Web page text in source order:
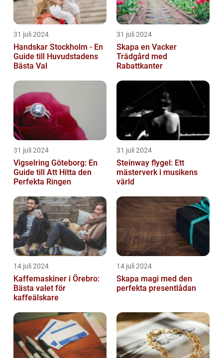
31 juli 2024
Handskar Stockholm - En
Guide till Huvudstadens
Bästa Val
31 juli 2024
Skapa en Vacker
Trädgård med
Rabattkanter
31 juli 2024
Vigselring Göteborg: En
Guide till Att Hitta den
Perfekta Ringen
31 juli 2024
Steinway flygel: Ett
mästerverk i musikens
värld
14 juli 2024
Kaffemaskiner i Örebro:
Bästa valet för
kaffeälskare
14 juli 2024
Skapa magi med den
perfekta presentlådan